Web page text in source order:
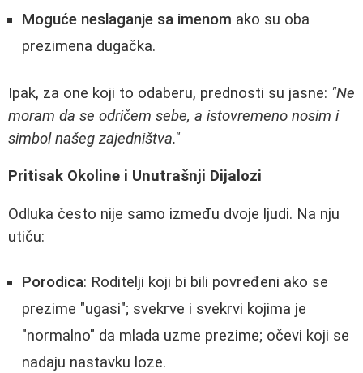
Moguće neslaganje sa imenom ako su oba
prezimena dugačka.
Ipak, za one koji to odaberu, prednosti su jasne: "Ne
moram da se odričem sebe, a istovremeno nosim i
simbol našeg zajedništva."
Pritisak Okoline i Unutrašnji Dijalozi
Odluka često nije samo između dvoje ljudi. Na nju
utiču:
Porodica: Roditelji koji bi bili povređeni ako se
prezime "ugasi"; svekrve i svekrvi kojima je
"normalno" da mlada uzme prezime; očevi koji se
nadaju nastavku loze.